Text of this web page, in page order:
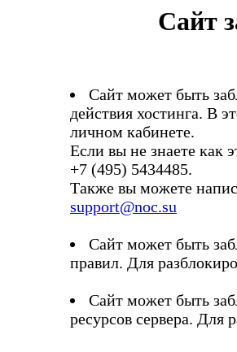
Сайт
Сайт может быть
действия хостинга. В
личном кабинете.
Если вы не знаете как
+7 (495) 5434485.
Также вы можете
support@noc.su
Сайт может быть
правил. Для
Сайт может быть
ресурсов сервера. Для